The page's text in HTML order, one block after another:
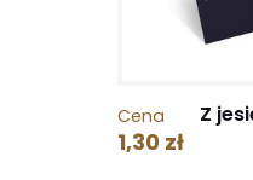
Cena
1,30 zł
Z